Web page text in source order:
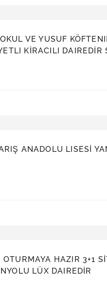
VE YUSUF
KİRACILI DAIREDİR
ANADOLU LISESİ
OTURMAYA HAZIR 3+1
LÜX DAIREDİR